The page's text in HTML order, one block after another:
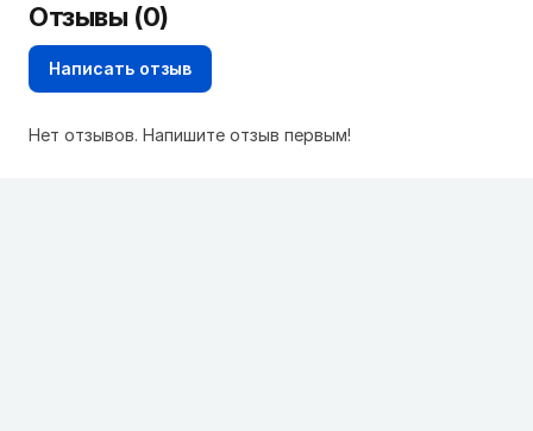
Отзывы (0)
Написать отзыв
Нет отзывов. Напишите отзыв первым!